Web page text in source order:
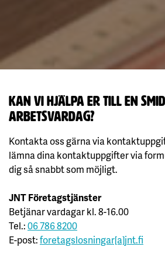
kan vi hjälpa er till en
arbetsvardag?
Kontakta oss gärna via
lämna dina kontaktuppgifter via
dig så snabbt som möjligt.
JNT Företagstjänster
Betjänar vardagar kl. 8-16.00
Tel.:06 786 8200
E-post:foretagslosningar[a]jnt.fi